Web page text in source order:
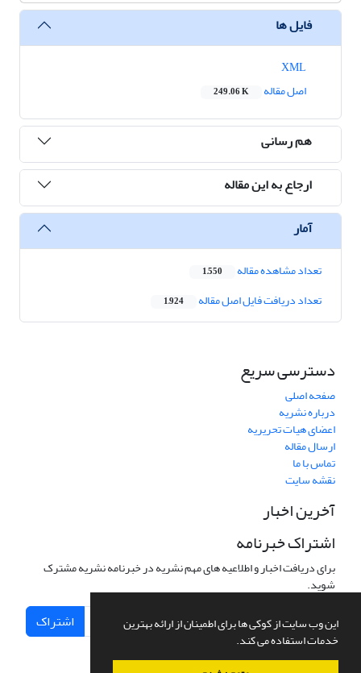
این وب سایت از کوکی ها برای اطمینان از ارائه بهترین
خدمات استفاده می کند.
فایل ها
اصل مقاله
249.06 K
هم رسانی
ارجاع به این مقاله
آمار
تعداد مشاهده مقاله 1,550
تعداد دریافت فایل اصل مقاله 1,924
دسترسی سریع
صفحه اصلی
درباره نشریه
اعضای هیات تحریریه
ارسال مقاله
تماس با ما
نقشه سایت
آخرین اخبار
اشتراک خبرنامه
برای دریافت اخبار و اطلاعیه های مهم نشریه در خبرنامه نشریه مشترک
شوید.
اشتراک